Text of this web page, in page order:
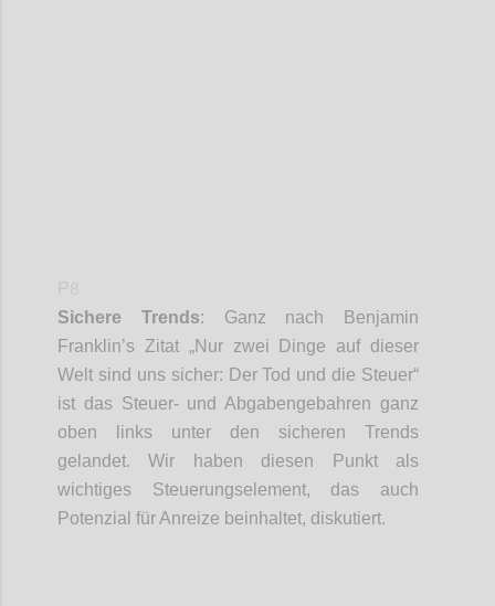
Sichere Trends: Ganz nach Benjamin
Franklin’s Zitat „Nur zwei Dinge auf dieser
Welt sind uns sicher: Der Tod und die Steuer“
ist das Steuer- undAbgabengebahren ganz
oben
links unter den sicheren Trends
gelandet. Wir haben diesen Punkt als
wichtiges Steuerungselement, das auch
Potenzial für Anreize beinhaltet, diskutiert.